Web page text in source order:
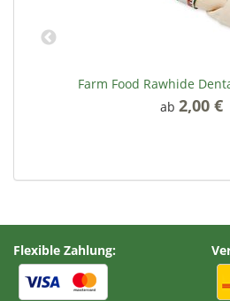
Farm Food Rawhide
ab 2,00 €
Flexible Zahlung: